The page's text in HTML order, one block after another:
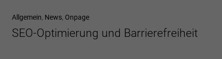
Allgemein, News, Onpage
SEO-Optimierung und Barrierefreiheit